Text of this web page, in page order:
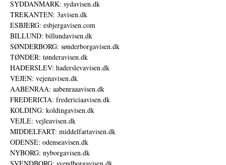
SYDDANMARK: sydavisen.dk
TREKANTEN: 3avisen.dk
ESBJERG: esbjergavisen.com
BILLUND: billundavisen.dk
SØNDERBORG: sønderborgavisen.dk
TØNDER: tønderavisen.dk
HADERSLEV: haderslevavisen.dk
VEJEN: vejenavisen.dk
AABENRAA: aabenraaavisen.dk
FREDERICIA: fredericiaavisen.dk
KOLDING: koldingavisen.dk
VEJLE: vejleavisen.dk
MIDDELFART: middelfartavisen.dk
ODENSE: odenseavisen.dk
NYBORG: nyborgavisen.dk